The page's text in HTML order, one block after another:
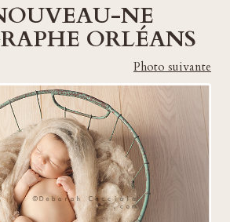
NE
ORLÉANS
Photo suivante